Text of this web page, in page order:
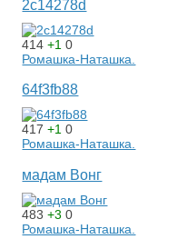
2c14278d
414+10
Ромашка-Наташка.
64f3fb88
417+10
Ромашка-Наташка.
мадам Вонг
483+30
Ромашка-Наташка.